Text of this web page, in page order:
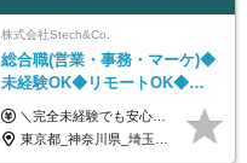
株式会社Stech&Co.
総合職(営業・事務・マーケ)◆
未経験OK◆リモートOK◆学
歴不問◆20代活躍中！
＼完全未経験でも安心して年収UP可能です！／ -------------- 【1】営業 月給25万円～80万円＋賞与 【2】事務 月給21万円～50万円＋賞与 【3】マーケ 月給25万円～80万円＋賞与 ※試用期間3ヶ月間の待遇に変動はありません。 ※みなし残業代(月20時間分29,725円～)を含む。（※超過分は追加支給）
東京都_神奈川県_埼玉県_千葉県_大阪府_愛知県_北海道_青森県_岩手県_宮城県_秋田県_山形県_福島県_茨城県_栃木県_群馬県_新潟県_山梨県_長野県_富山県_石川県_福井県_静岡県_岐阜県_三重県_兵庫県_京都府_滋賀県_奈良県_和歌山県_広島県_岡山県_鳥取県_島根県_山口県_徳島県_香川県_愛媛県_高知県_福岡県_熊本県_佐賀県_長崎県_大分県_宮崎県_鹿児島県_沖縄県